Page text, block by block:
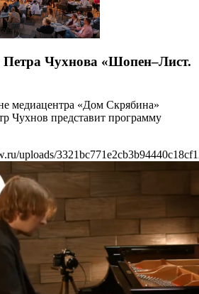
Петра Чухнова «Шопен–Лист.
медиацентра «Дом Скрябина»
Чухнов представит программу
uploads/